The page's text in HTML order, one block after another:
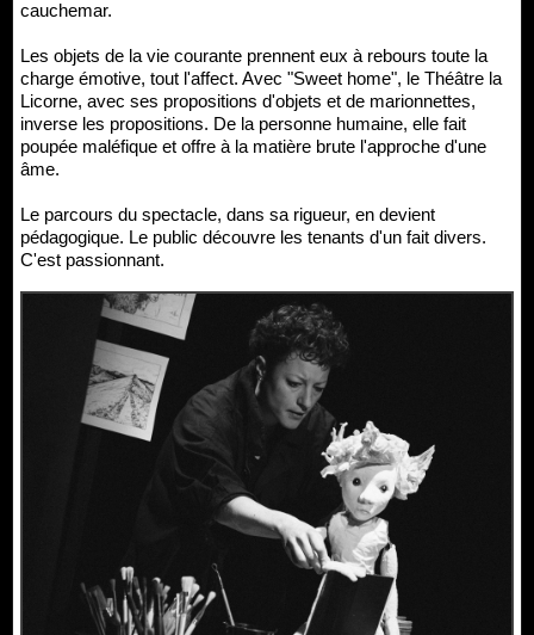
cauchemar.
Les objets de la vie courante prennent eux à rebours toute la
charge émotive, tout l'affect. Avec "Sweet home", le Théâtre la
Licorne, avec ses propositions d'objets et de marionnettes,
inverse les propositions. De la personne humaine, elle fait
poupée maléfique et offre à la matière brute l'approche d'une
âme.
Le parcours du spectacle, dans sa rigueur, en devient
pédagogique. Le public découvre les tenants d'un fait divers.
C'est passionnant.